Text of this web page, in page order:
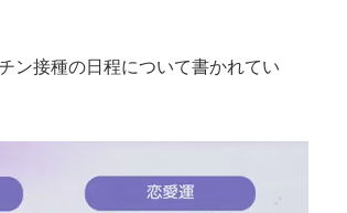
ン接種の日程について書かれてい